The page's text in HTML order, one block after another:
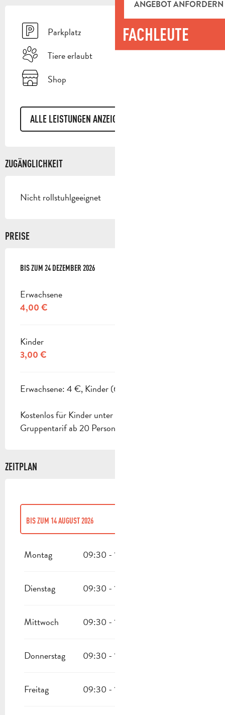
ANGEBOT ANFORDERN
FACHLEUTE
Parkplatz
Tiere erlaubt
Shop
ALLE LEISTUNGEN ANZEIGEN
ZUGÄNGLICHKEIT
Nicht rollstuhlgeeignet
PREISE
AB5 JANUAR 2026BIS ZUM24 DEZEMBER 2026
BIS ZUM 24 DEZEMBER 2026
Erwachsene
4,00 €
Kinder
3,00 €
Erwachsene: 4 €, Kinder (6-12 Jahren): 3 €.
Kostenlos für Kinder unter 6 Jahren.
Gruppentarif ab 20 Personen.
ZEITPLAN
VOM BIS ZUM31 MÄRZ 2026
BIS ZUM 14 AUGUST 2026
Montag 09:30 - 17:00
Dienstag 09:30 - 17:00
Mittwoch 09:30 - 17:00
Donnerstag 09:30 - 17:00
Freitag 09:30 - 17:00